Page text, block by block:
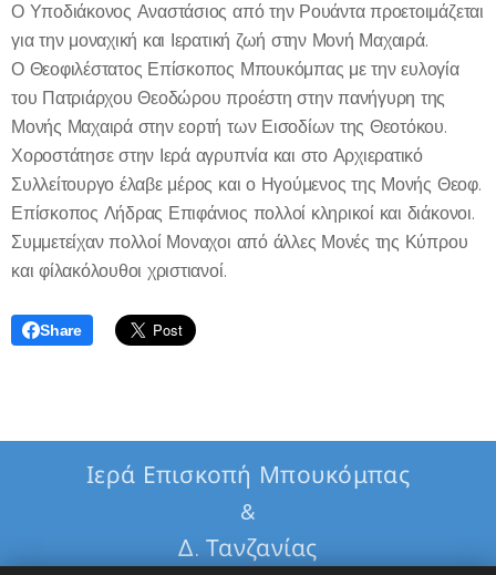
Ο Υποδιάκονος Αναστάσιος από την Ρουάντα προετοιμάζεται
για την μοναχική και Ιερατική ζωή στην Μονή Μαχαιρά.
Ο Θεοφιλέστατος Επίσκοπος Μπουκόμπας με την ευλογία
του Πατριάρχου Θεοδώρου προέστη στην πανήγυρη της
Μονής Μαχαιρά στην εορτή των Εισοδίων της Θεοτόκου.
Χοροστάτησε στην Ιερά αγρυπνία και στο Αρχιερατικό
Συλλείτουργο έλαβε μέρος και ο Ηγούμενος της Μονής Θεοφ.
Επίσκοπος Λήδρας Επιφάνιος πολλοί κληρικοί και διάκονοι.
Συμμετείχαν πολλοί Μοναχοι από άλλες Μονές της Κύπρου
και φίλακόλουθοι χριστιανοί.
Share
Ιερά Επισκοπή Μπουκόμπας
&
Δ. Τανζανίας